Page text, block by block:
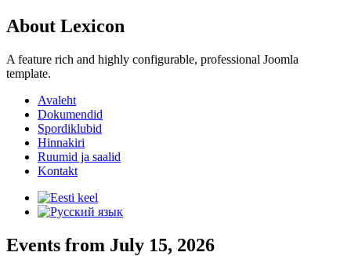
About Lexicon
A feature rich and highly configurable, professional Joomla
template.
Avaleht
Dokumendid
Spordiklubid
Hinnakiri
Ruumid ja saalid
Kontakt
Events from July 15, 2026